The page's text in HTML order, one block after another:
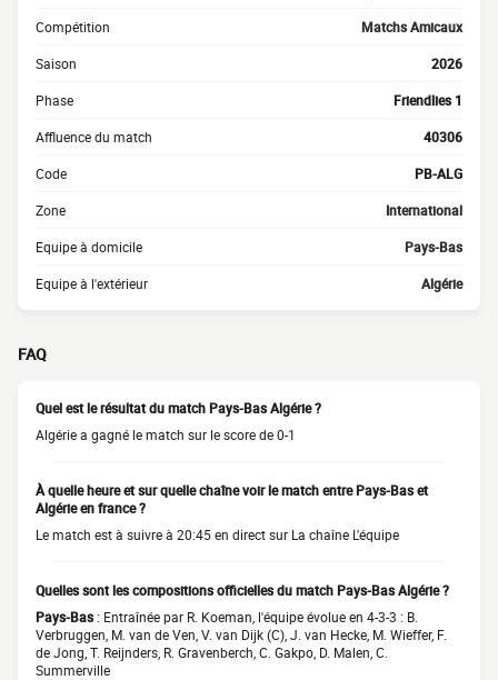
Compétition Matchs Amicaux
Saison 2026
Phase Friendlies 1
Affluence du match 40306
Code PB-ALG
Zone International
Equipe à domicile Pays-Bas
Equipe à l'extérieur Algérie
FAQ
Quel est le résultat du match Pays-Bas Algérie ?
Algérie a gagné le match sur le score de 0-1
À quelle heure et sur quelle chaîne voir le match entre Pays-Bas et
Algérie en france ?
Le match est à suivre à 20:45 en direct sur La chaîne L'équipe
Quelles sont les compositions officielles du match Pays-Bas Algérie ?
Pays-Bas: Entraînée par R. Koeman, l'équipe évolue en 4-3-3 : B.
Verbruggen, M. van de Ven, V. van Dijk (C), J. van Hecke, M. Wieffer, F.
de Jong, T. Reijnders, R. Gravenberch, C. Gakpo, D. Malen, C.
Summerville